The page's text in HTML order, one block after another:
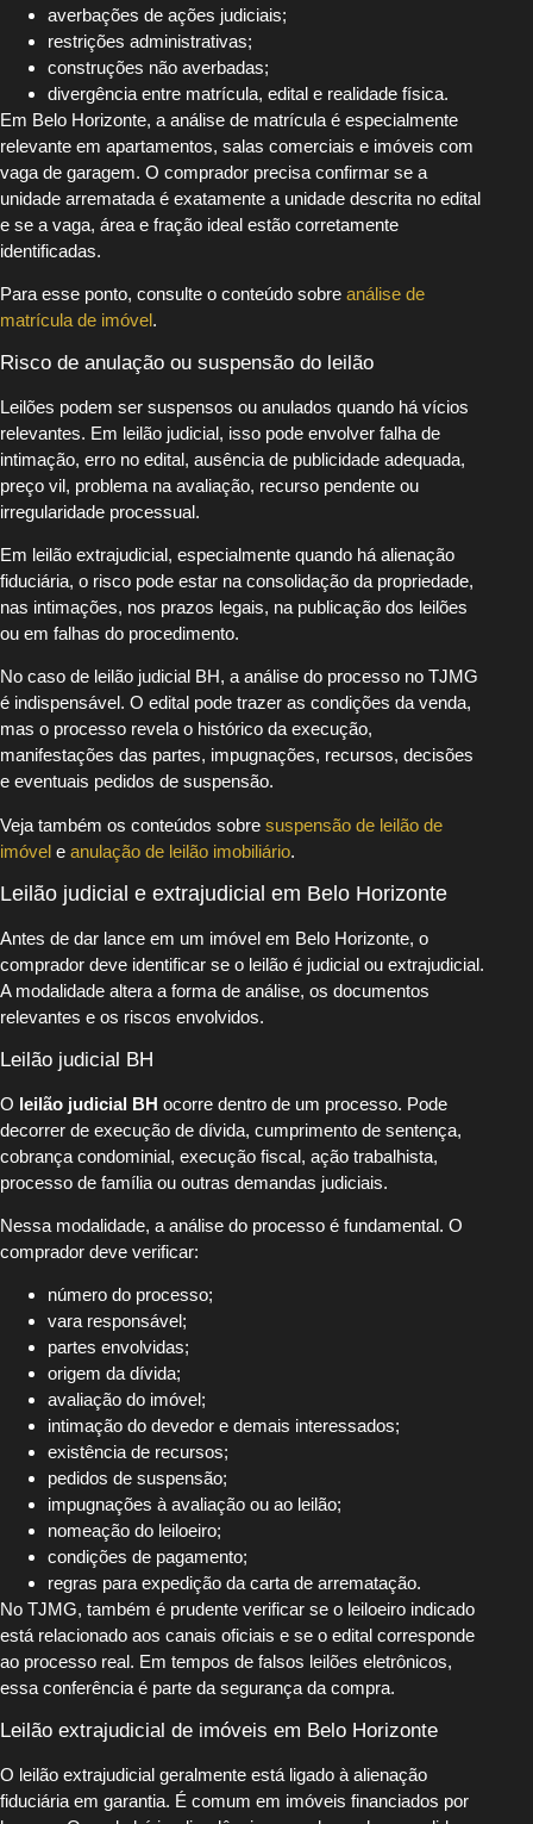
averbações de ações judiciais;
restrições administrativas;
construções não averbadas;
divergência entre matrícula, edital e realidade física.
Em Belo Horizonte, a análise de matrícula é especialmente
relevante em apartamentos, salas comerciais e imóveis com
vaga de garagem. O comprador precisa confirmar se a
unidade arrematada é exatamente a unidade descrita no edital
e se a vaga, área e fração ideal estão corretamente
identificadas.
Para esse ponto, consulte o conteúdo sobre análise de
matrícula de imóvel.
Risco de anulação ou suspensão do leilão
Leilões podem ser suspensos ou anulados quando há vícios
relevantes. Em leilão judicial, isso pode envolver falha de
intimação, erro no edital, ausência de publicidade adequada,
preço vil, problema na avaliação, recurso pendente ou
irregularidade processual.
Em leilão extrajudicial, especialmente quando há alienação
fiduciária, o risco pode estar na consolidação da propriedade,
nas intimações, nos prazos legais, na publicação dos leilões
ou em falhas do procedimento.
No caso de leilão judicial BH, a análise do processo no TJMG
é indispensável. O edital pode trazer as condições da venda,
mas o processo revela o histórico da execução,
manifestações das partes, impugnações, recursos, decisões
e eventuais pedidos de suspensão.
Veja também os conteúdos sobre suspensão de leilão de
imóvel e anulação de leilão imobiliário.
Leilão judicial e extrajudicial em Belo Horizonte
Antes de dar lance em um imóvel em Belo Horizonte, o
comprador deve identificar se o leilão é judicial ou extrajudicial.
A modalidade altera a forma de análise, os documentos
relevantes e os riscos envolvidos.
Leilão judicial BH
O leilão judicial BH ocorre dentro de um processo. Pode
decorrer de execução de dívida, cumprimento de sentença,
cobrança condominial, execução fiscal, ação trabalhista,
processo de família ou outras demandas judiciais.
Nessa modalidade, a análise do processo é fundamental. O
comprador deve verificar:
número do processo;
vara responsável;
partes envolvidas;
origem da dívida;
avaliação do imóvel;
intimação do devedor e demais interessados;
existência de recursos;
pedidos de suspensão;
impugnações à avaliação ou ao leilão;
nomeação do leiloeiro;
condições de pagamento;
regras para expedição da carta de arrematação.
No TJMG, também é prudente verificar se o leiloeiro indicado
está relacionado aos canais oficiais e se o edital corresponde
ao processo real. Em tempos de falsos leilões eletrônicos,
essa conferência é parte da segurança da compra.
Leilão extrajudicial de imóveis em Belo Horizonte
O leilão extrajudicial geralmente está ligado à alienação
fiduciária em garantia. É comum em imóveis financiados por